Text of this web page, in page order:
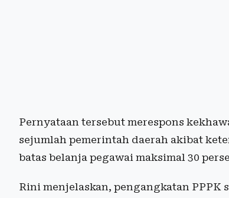
Pernyataan tersebut merespons
sejumlah pemerintah daerah akibat
batas belanja pegawai maksimal 30
Rini menjelaskan, pengangkatan